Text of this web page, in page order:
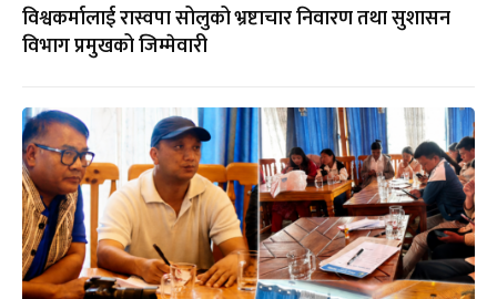
विश्वकर्मालाई रास्वपा सोलुको भ्रष्टाचार निवारण तथा सुशासन
विभाग प्रमुखको जिम्मेवारी